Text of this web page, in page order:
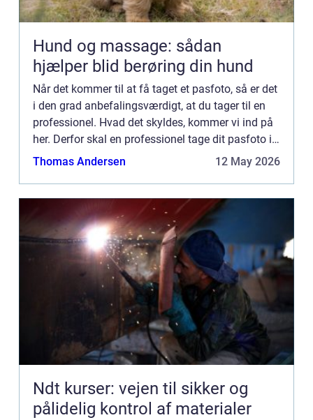
Hund og massage: sådan
hjælper blid berøring din hund
Når det kommer til at få taget et pasfoto, så er det
i den grad anbefalingsværdigt, at du tager til en
professionel. Hvad det skyldes, kommer vi ind på
her. Derfor skal en professionel tage dit pasfoto i
Solrød Du får et ekstra godt billede Først og ...
Thomas Andersen 12 May 2026
Ndt kurser: vejen til sikker og
pålidelig kontrol af materialer